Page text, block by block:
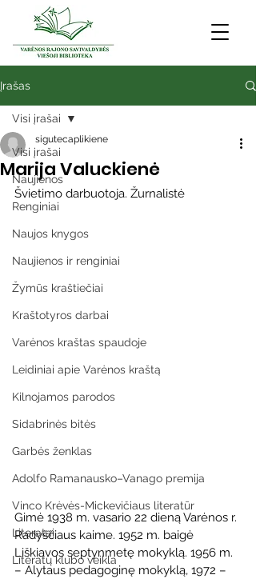
Įrašas
Visi įrašai
Naujienos
Renginiai
Naujos knygos
Naujienos ir renginiai
Žymūs kraštiečiai
Kraštotyros darbai
Varėnos kraštas spaudoje
Leidiniai apie Varėnos kraštą
Kilnojamos parodos
Sidabrinės bitės
Garbės ženklas
Adolfo Ramanausko–Vanago premija
Vinco Krėvės-Mickevičiaus literatūr
Literatai
Literatų klubo veikla
Visi įrašai
Marija Valuckienė
sigutecaplikiene
Švietimo darbuotoja. Žurnalistė
Gimė 1938 m. vasario 22 dieną Varėnos r.
Radyščiaus kaime. 1952 m. baigė
Liškiavos septynmetę mokyklą. 1956 m.
– Alytaus pedagoginę mokyklą, 1972 –